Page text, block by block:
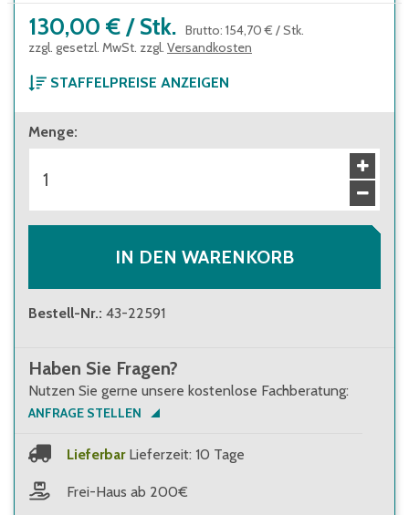
130,00 € / Stk. Brutto: 154,70 € /Stk.
zzgl. gesetzl. MwSt. zzgl. Versandkosten
STAFFELPREISE ANZEIGEN
ab 1 Stück
130,00 €
ab 28 Stück
113,00 €
Menge:
IN DEN WARENKORB
Bestell-Nr.: 43-22591
Haben Sie Fragen?
Nutzen Sie gerne unsere kostenlose Fachberatung:
ANFRAGE STELLEN
Lieferbar Lieferzeit: 10 Tage
Frei-Haus ab 200€